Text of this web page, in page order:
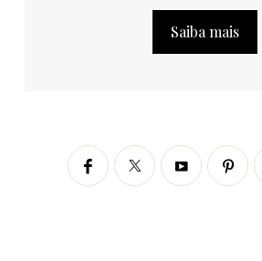
Saiba mais